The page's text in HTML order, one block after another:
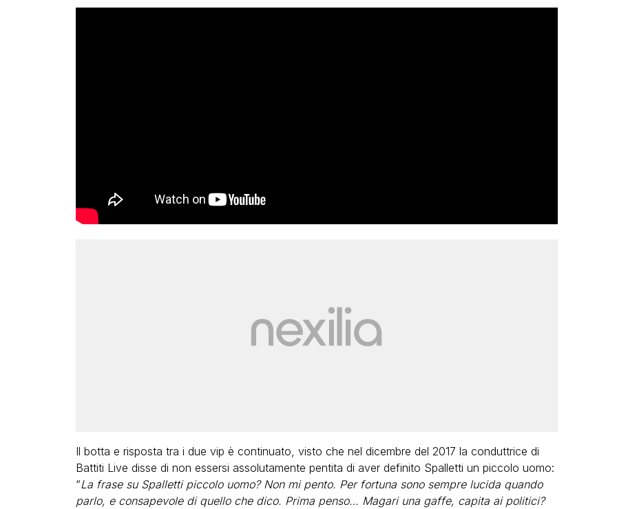
Il botta e risposta tra i due vip è continuato, visto che nel dicembre del 2017 la conduttrice di
Battiti Live disse di non essersi assolutamente pentita di aver definito Spalletti un piccolo uomo:
“La frase su Spalletti piccolo uomo? Non mi pen­to. Per fortuna sono sempre lucida quando
parlo, e con­sapevole di quello che dico. Prima penso… Magari una gaffe, capita ai politici?